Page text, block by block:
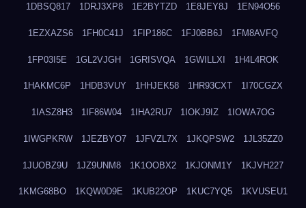
1DBSQ817 1DRJ3XP8 1E2BYTZD 1E8JEY8J 1EN94O56
1EZXAZS6 1FH0C41J 1FIP186C 1FJ0BB6J 1FM8AVFQ
1FP03I5E 1GL2VJGH 1GRISVQA 1GWILLXI 1H4L4ROK
1HAKMC6P 1HDB3VUY 1HHJEK58 1HR93CXT 1I70CGZX
1IASZ8H3 1IF86W04 1IHA2RU7 1IOKJ9IZ 1IOWA7OG
1IWGPKRW 1JEZBYO7 1JFVZL7X 1JKQPSW2 1JL35ZZ0
1JUOBZ9U 1JZ9UNM8 1K1OOBX2 1KJONM1Y 1KJVH227
1KMG68BO 1KQW0D9E 1KUB22OP 1KUC7YQ5 1KVUSEU1